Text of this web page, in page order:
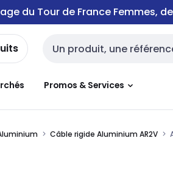
du Tour de France
Entrée de recherche
Promos & Services
Câble rigide Aluminium AR2V